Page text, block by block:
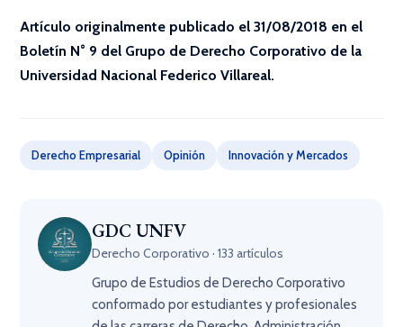
Artículo originalmente publicado el 31/08/2018 en el
Boletín N° 9 del Grupo de Derecho Corporativo de la
Universidad Nacional Federico Villareal.
Derecho Empresarial Opinión Innovación y Mercados
GDC UNFV
Derecho Corporativo · 133 artículos
Grupo de Estudios de Derecho Corporativo
conformado por estudiantes y profesionales